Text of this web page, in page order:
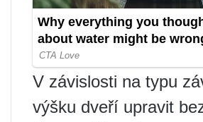
V závislosti na typu
výšku dveří upravit